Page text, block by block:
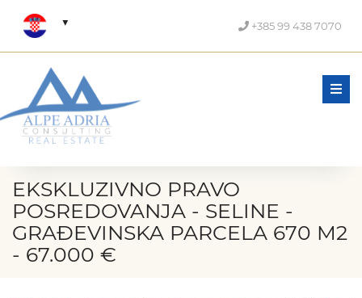
+385 99 438 7070
EKSKLUZIVNO PRAVO
POSREDOVANJA - SELINE -
GRAĐEVINSKA PARCELA 670 M2
- 67.000 €